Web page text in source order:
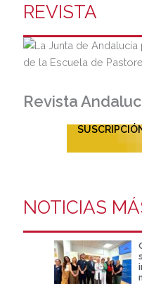
REVISTA
Revista
NOTICIAS